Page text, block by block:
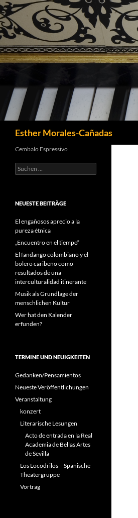
Esther Morales-Cañadas
Cembalo Espressivo
Suchen
nach:
NEUESTE BEITRÄGE
El engañosos aprecio a la
pureza étnica
„Encuentro en el tiempo“
El fandango colombiano y el
bolero caribeño como
resultados de una
interculturalidad itinerante
Musik als Grundlage der
menschlichen Kultur
Wer hat den Kalender
erfunden?
TERMINE UND NEUIGKEITEN
Gedanken/Pensamientos
Neueste Veröffentlichungen
Veranstaltung
konzert
Literarische Lesungen
Acto de entrada en la Real
Academia de Bellas Artes
de Sevilla
Los Locodrilos – Spanische
Theatergruppe
Vortrag